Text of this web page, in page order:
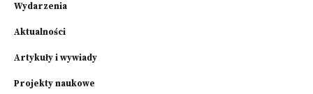
Wydarzenia
Aktualności
Artykuły i wywiady
Projekty naukowe